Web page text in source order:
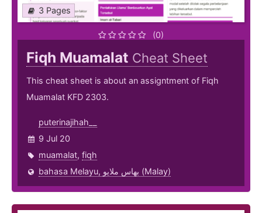
3 Pages
(0)
Fiqh Muamalat Cheat Sheet
This cheat sheet is about an assigntment of Fiqh
Muamalat KFD 2303.
puterinajihah__
9 Jul 20
muamalat, fiqh
bahasa Melayu, بهاس ملايو‎ (Malay)